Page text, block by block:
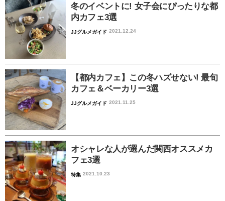
冬のイベントに! 女子会にぴったりな都
内カフェ3選
JJグルメガイド 2021.12.24
【都内カフェ】この冬ハズせない! 最旬
カフェ＆ベーカリー3選
JJグルメガイド 2021.11.25
オシャレな人が選んだ関西オススメカ
フェ3選
特集 2021.10.23